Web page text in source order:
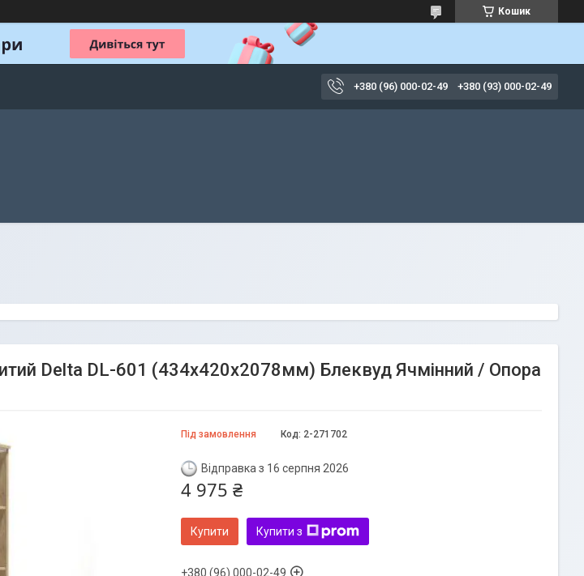
Кошик
+380 (96) 000-02-49 +380 (93) 000-02-49
Delta DL-601 (434х420х2078мм) Блеквуд Ячмінний / Опора
Під замовлення Код: 2-271702
Відправка з 16 серпня 2026
4 975 ₴
Купити Купити з
+380 (96) 000-02-49